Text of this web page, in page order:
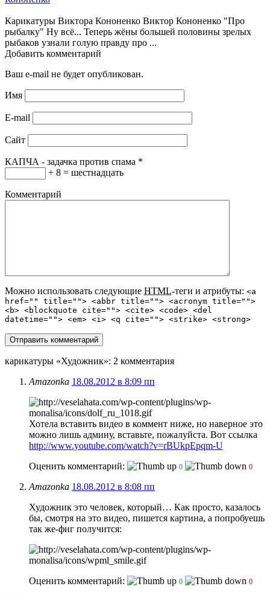
Карикатуры Виктора Кононенко Виктор Кононенко "Про
рыбалку" Ну всё... Теперь жёны большей половины зрелых
рыбаков узнали голую правду про ...
Добавить комментарий
Ваш e-mail не будет опубликован.
Имя
E-mail
Сайт
КАПЧА - задачка против спама *
+ 8 = шестнадцать
Комментарий
Можно использовать следующие HTML-теги и атрибуты: <a
href="" title=""> <abbr title=""> <acronym title="">
<b> <blockquote cite=""> <cite> <code> <del
datetime=""> <em> <i> <q cite=""> <strike> <strong>
карикатуры «Художник»: 2 комментария
Amazonka 18.08.2012 в 8:09 пп
Хотела вставить видео в коммент ниже, но наверное это
можно лишь админу, вставьте, пожалуйста. Вот ссылка
http://www.youtube.com/watch?v=rBUkpEpqm-U
Оценить комментарий:
0 0
Amazonka 18.08.2012 в 8:08 пп
Художник это человек, который… Как просто, казалось
бы, смотря на это видео, пишется картина, а попробуешь
так же-фиг получится:
Оценить комментарий: 0 0